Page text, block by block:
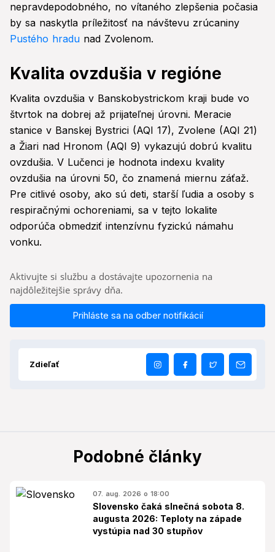
nepravdepodobného, no vítaného zlepšenia počasia
by sa naskytla príležitosť na návštevu zrúcaniny
Pustého hradu nad Zvolenom.
Kvalita ovzdušia v regióne
Kvalita ovzdušia v Banskobystrickom kraji bude vo
štvrtok na dobrej až prijateľnej úrovni. Meracie
stanice v Banskej Bystrici (AQI 17), Zvolene (AQI 21)
a Žiari nad Hronom (AQI 9) vykazujú dobrú kvalitu
ovzdušia. V Lučenci je hodnota indexu kvality
ovzdušia na úrovni 50, čo znamená miernu záťaž.
Pre citlivé osoby, ako sú deti, starší ľudia a osoby s
respiračnými ochoreniami, sa v tejto lokalite
odporúča obmedziť intenzívnu fyzickú námahu
vonku.
Aktivujte si službu a dostávajte upozornenia na
najdôležitejšie správy dňa.
Prihláste sa na odber notifikácií
Zdieľať
Podobné články
07. aug. 2026 o 18:00
Slovensko čaká slnečná sobota 8.
augusta 2026: Teploty na západe
vystúpia nad 30 stupňov